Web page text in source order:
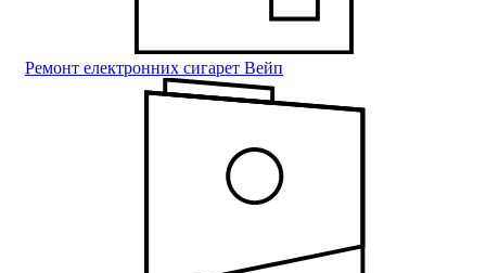
Ремонт електронних сигарет Вейп